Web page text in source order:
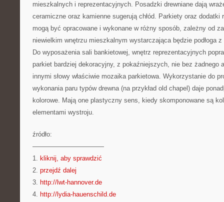
mieszkalnych i reprezentacyjnych. Posadzki drewniane dają
ceramiczne oraz kamienne sugerują chłód. Parkiety oraz dodatki
mogą być opracowane i wykonane w różny sposób, zależny od
niewielkim wnętrzu mieszkalnym wystarczająca będzie podłoga
Do wyposażenia sali bankietowej, wnętrz reprezentacyjnych
parkiet bardziej dekoracyjny, z pokaźniejszych, nie bez żadnego
innymi słowy właściwie mozaika parkietowa. Wykorzystanie do
wykonania paru typów drewna (na przykład old chapel) daje
kolorowe. Mają one plastyczny sens, kiedy skomponowane są
elementami wystroju.
źródło:
———————————
1. kliknij, aby sprawdzić
2. przejdź dalej
3. http://lwt-hannover.de
4. http://lydia-hauenschild.de